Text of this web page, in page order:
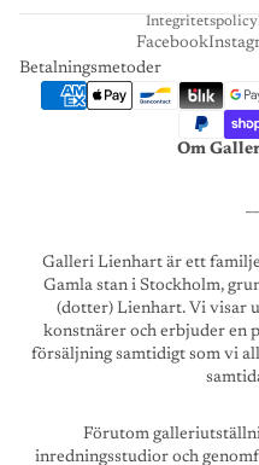
Integritetspolicy
Facebook
Betalningsmetoder
Om
Galleri Lienhart är ett
Gamla stan i Stockholm,
(dotter) Lienhart. Vi visar
konstnärer och erbjuder en
försäljning samtidigt som vi
Förutom
inredningsstudior och